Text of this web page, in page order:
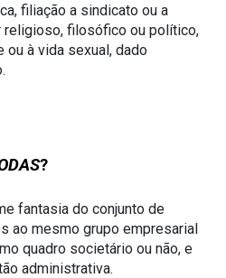
filiação a sindicato ou a
religioso, filosófico ou político,
ou à vida sexual, dado
?
fantasia do conjunto de
ao mesmo grupo empresarial
quadro societário ou não, e
administrativa.